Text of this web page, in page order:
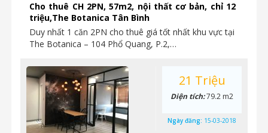
Cho thuê CH 2PN, 57m2, nội thất cơ bản, chỉ 12
triệu,The Botanica Tân Bình
Duy nhất 1 căn 2PN cho thuê giá tốt nhất khu vực tại
The Botanica – 104 Phổ Quang, P.2,…
21 Triệu
Diện tích:79.2 m2
Ngày đăng: 15-03-2018